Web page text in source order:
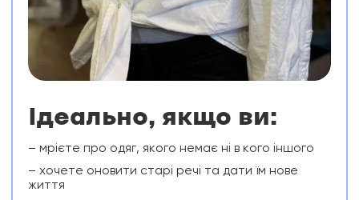
Ідеально, якщо ви:
– мрієте про одяг, якого немає ні в кого іншого
– хочете оновити старі речі та дати їм нове
життя